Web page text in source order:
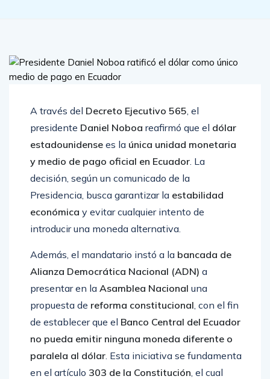
A través del Decreto Ejecutivo 565, el
presidente Daniel Noboa reafirmó que el dólar
estadounidense es la única unidad monetaria
y medio de pago oficial en Ecuador. La
decisión, según un comunicado de la
Presidencia, busca garantizar la estabilidad
económica y evitar cualquier intento de
introducir una moneda alternativa.
Además, el mandatario instó a la bancada de
Alianza Democrática Nacional (ADN) a
presentar en la Asamblea Nacional una
propuesta de reforma constitucional, con el fin
de establecer que el Banco Central del Ecuador
no pueda emitir ninguna moneda diferente o
paralela al dólar. Esta iniciativa se fundamenta
en el artículo 303 de la Constitución, el cual